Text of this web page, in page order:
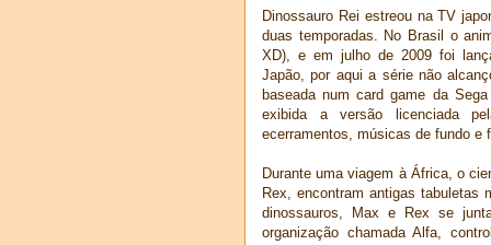
Dinossauro Rei estreou na TV
duas temporadas. No Brasil o
XD), e em julho de 2009 foi
Japão, por aqui a série não
baseada num card game da
exibida a versão licenciada
ecerramentos, músicas de fundo e
Durante uma viagem à África, o
Rex, encontram antigas tabuletas
dinossauros, Max e Rex se
organização chamada Alfa,